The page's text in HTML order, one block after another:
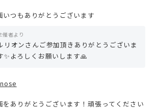
いつもありがとうございます
催者より
リオンさんご参加頂きありがとうございま
✨よろしくお願いします🙏
をありがとうございます！頑張ってください